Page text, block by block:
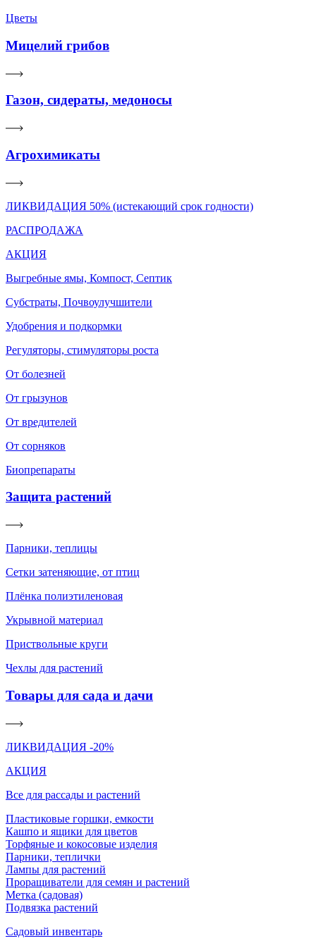
Цветы
Мицелий грибов
Газон, сидераты, медоносы
Агрохимикаты
ЛИКВИДАЦИЯ 50% (истекающий срок годности)
РАСПРОДАЖА
АКЦИЯ
Выгребные ямы, Компост, Септик
Субстраты, Почвоулучшители
Удобрения и подкормки
Регуляторы, стимуляторы роста
От болезней
От грызунов
От вредителей
От сорняков
Биопрепараты
Защита растений
Парники, теплицы
Сетки затеняющие, от птиц
Плёнка полиэтиленовая
Укрывной материал
Приствольные круги
Чехлы для растений
Товары для сада и дачи
ЛИКВИДАЦИЯ -20%
АКЦИЯ
Все для рассады и растений
Пластиковые горшки, емкости
Кашпо и ящики для цветов
Торфяные и кокосовые изделия
Парники, теплички
Лампы для растений
Проращиватели для семян и растений
Метка (садовая)
Подвязка растений
Садовый инвентарь